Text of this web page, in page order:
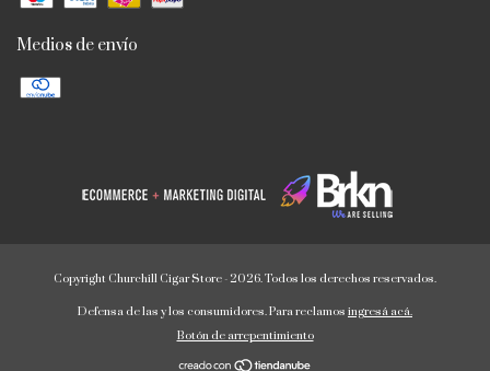
Medios de envío
Copyright Churchill Cigar Store - 2026. Todos los derechos reservados.
Defensa de las y los consumidores. Para reclamos ingresá acá.
Botón de arrepentimiento